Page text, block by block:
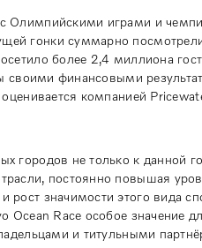
Олимпийскими играми и
гонки суммарно
более 2,4 миллиона
своими финансовыми
компанией
городов не только к данной
постоянно повышая
значимости этого вида
Ocean Race особое значение
и титульными